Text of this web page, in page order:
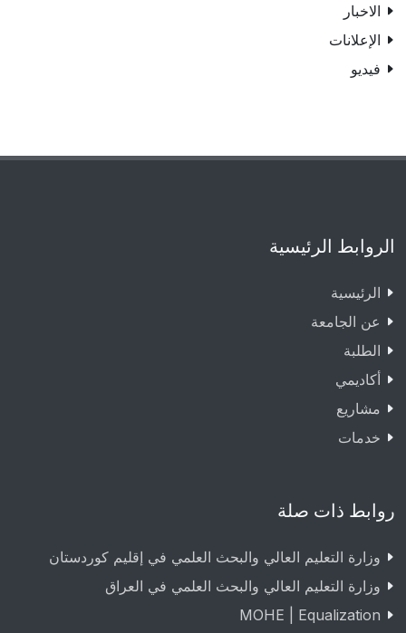
الاخبار
الإعلانات
فيديو
الروابط الرئيسية
الرئيسية
عن الجامعة
الطلبة
أكاديمي
مشاريع
خدمات
روابط ذات صلة
وزارة التعليم العالي والبحث العلمي في إقليم كوردستان
وزارة التعليم العالي والبحث العلمي في العراق
MOHE | Equalization